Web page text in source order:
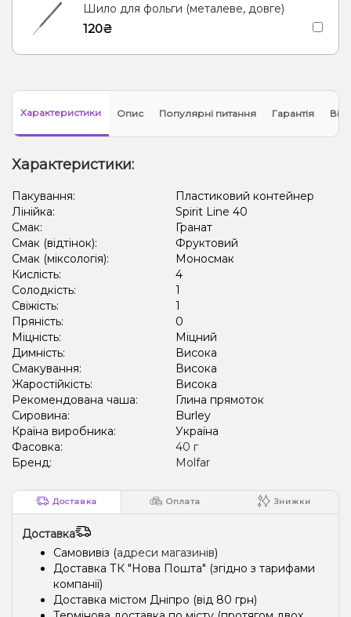
Шило для фольги (металеве, довге)
120₴
Характеристики Опис Популярні питання Гарантія
Характеристики:
Пакування:
Пластиковий контейнер
Лінійка:
Spirit Line 40
Смак:
Гранат
Смак (відтінок):
Фруктовий
Смак (міксологія):
Моносмак
Кислість:
4
Солодкість:
1
Свіжість:
1
Пряність:
0
Міцність:
Міцний
Димність:
Висока
Смакування:
Висока
Жаростійкість:
Висока
Рекомендована чаша:
Глина прямоток
Сировина:
Burley
Країна виробника:
Україна
Фасовка:
40 г
Бренд:
Molfar
Доставка Оплата Знижки
Доставка
Самовивіз (адреси магазинів)
Доставка ТК "Нова Пошта" (згідно з тарифами
компанії)
Доставка містом Дніпро (від 80 грн)